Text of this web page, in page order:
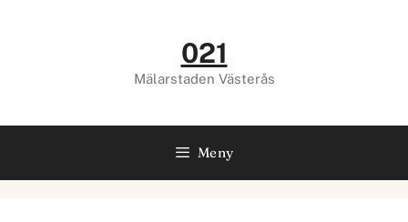
021
Mälarstaden Västerås
Meny